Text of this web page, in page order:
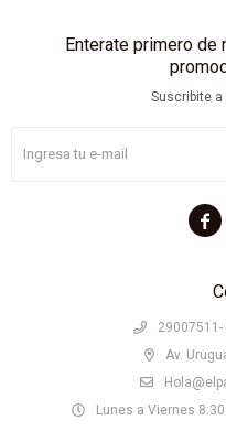
Av.
Lunes a Viernes
Enterate primero de
Suscribite
